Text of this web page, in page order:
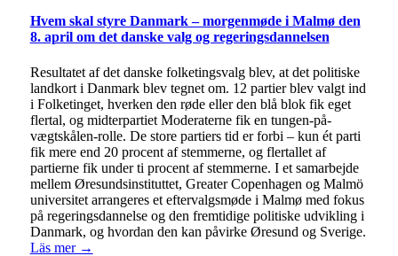
Hvem skal styre Danmark – morgenmøde i Malmø den
8. april om det danske valg og regeringsdannelsen
Resultatet af det danske folketingsvalg blev, at det politiske
landkort i Danmark blev tegnet om. 12 partier blev valgt ind
i Folketinget, hverken den røde eller den blå blok fik eget
flertal, og midterpartiet Moderaterne fik en tungen-på-
vægtskålen-rolle. De store partiers tid er forbi – kun ét parti
fik mere end 20 procent af stemmerne, og flertallet af
partierne fik under ti procent af stemmerne. I et samarbejde
mellem Øresundsinstituttet, Greater Copenhagen og Malmö
universitet arrangeres et eftervalgsmøde i Malmø med fokus
på regeringsdannelse og den fremtidige politiske udvikling i
Danmark, og hvordan den kan påvirke Øresund og Sverige.
Läs mer →